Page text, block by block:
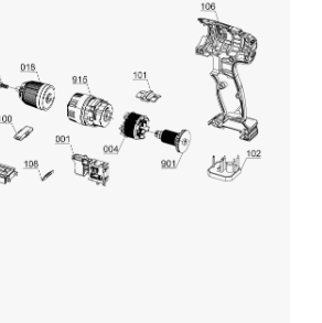
The website owner needs to setup
site with their CMP to add this content
to the list of technologies used.
Powered byUsercentrics Consent
Management Platform